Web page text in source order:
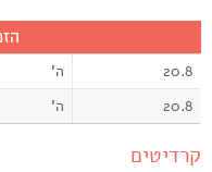
20.8 ה'
20.8
ה'
קרדיטים